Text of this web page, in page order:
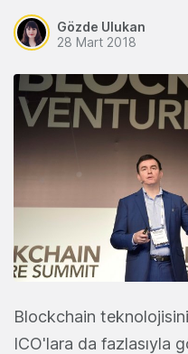
Gözde Ulukan
28 Mart 2018
Blockchain
ICO'lara da fazlasıyla